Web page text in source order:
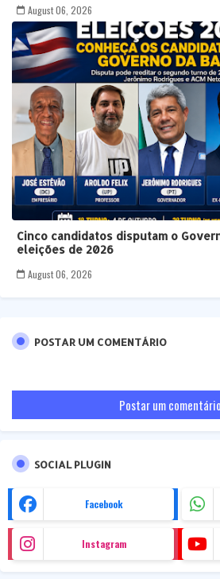
August 06, 2026
Cinco candidatos disputam o
eleições de 2026
August 06, 2026
POSTAR UM COMENTÁRIO
Postar um
SOCIAL PLUGIN
Facebook
Instagram